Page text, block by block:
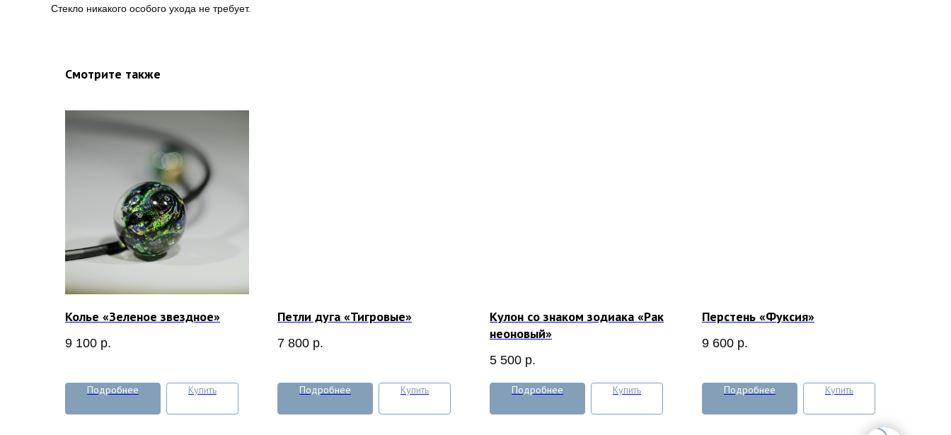
Стекло никакого особого ухода не требует.
Смотрите также
Колье «Зеленое звездное»
9 100 р.
Подробнее Купить
Петли дуга «Тигровые»
7 800 р.
Подробнее Купить
Кулон со знаком зодиака «Рак
неоновый»
5 500 р.
Подробнее Купить
Перстень «Фуксия»
9 600 р.
Подробнее Купить